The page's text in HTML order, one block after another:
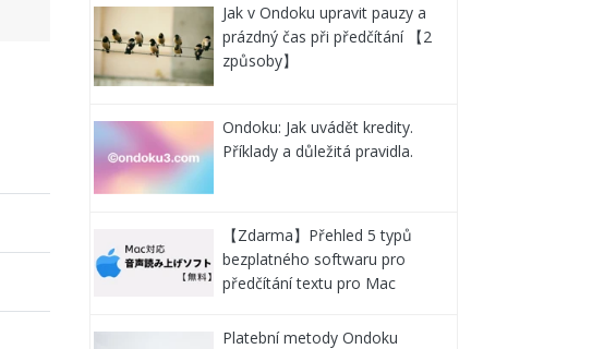
Jak v Ondoku upravit pauzy a
prázdný čas při předčítání 【2
způsoby】
Ondoku: Jak uvádět kredity.
Příklady a důležitá pravidla.
【Zdarma】Přehled 5 typů
bezplatného softwaru pro
předčítání textu pro Mac
Platební metody Ondoku